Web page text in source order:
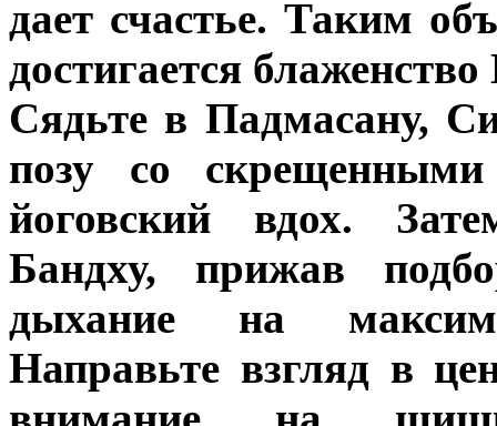
дает счастье. Таким
достигается
Сядьте в Падмасану,
позу со
йоговский вдох.
Бандху, прижав
дыхание на
Направьте взгляд в